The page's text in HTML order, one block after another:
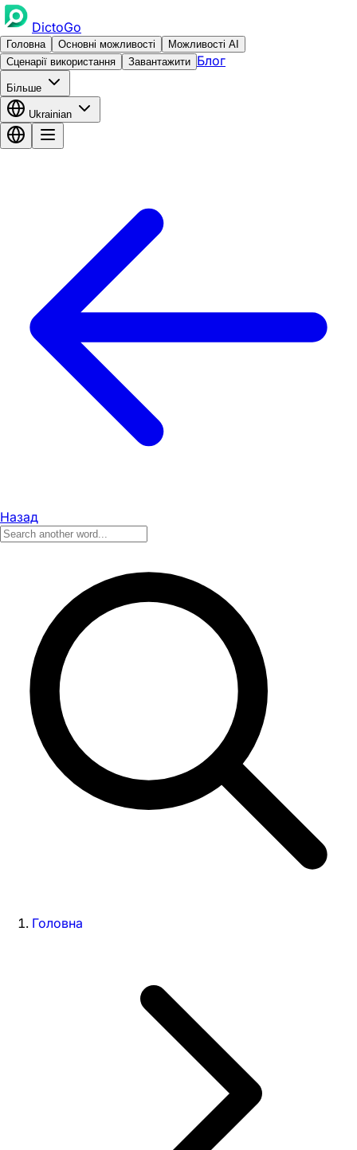
DictoGo
Головна Основні можливості
Можливості AI
Сценарії використання
Завантажити Блог
Більше
Ukrainian
Назад
Головна